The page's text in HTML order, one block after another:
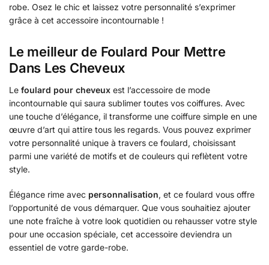
robe. Osez le chic et laissez votre personnalité s’exprimer
grâce à cet accessoire incontournable !
Le meilleur de Foulard Pour Mettre
Dans Les Cheveux
Le foulard pour cheveux est l’accessoire de mode
incontournable qui saura sublimer toutes vos coiffures. Avec
une touche d’élégance, il transforme une coiffure simple en une
œuvre d’art qui attire tous les regards. Vous pouvez exprimer
votre personnalité unique à travers ce foulard, choisissant
parmi une variété de motifs et de couleurs qui reflètent votre
style.
Élégance rime avec personnalisation, et ce foulard vous offre
l’opportunité de vous démarquer. Que vous souhaitiez ajouter
une note fraîche à votre look quotidien ou rehausser votre style
pour une occasion spéciale, cet accessoire deviendra un
essentiel de votre garde-robe.